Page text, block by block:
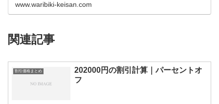
www.waribiki-keisan.com
関連記事
割引価格まとめ
202000円の割引計算｜パーセントオ
フ